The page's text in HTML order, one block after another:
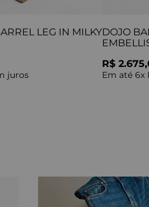
LEG IN MILKY
juros
DOJO
R$
Em até 6x